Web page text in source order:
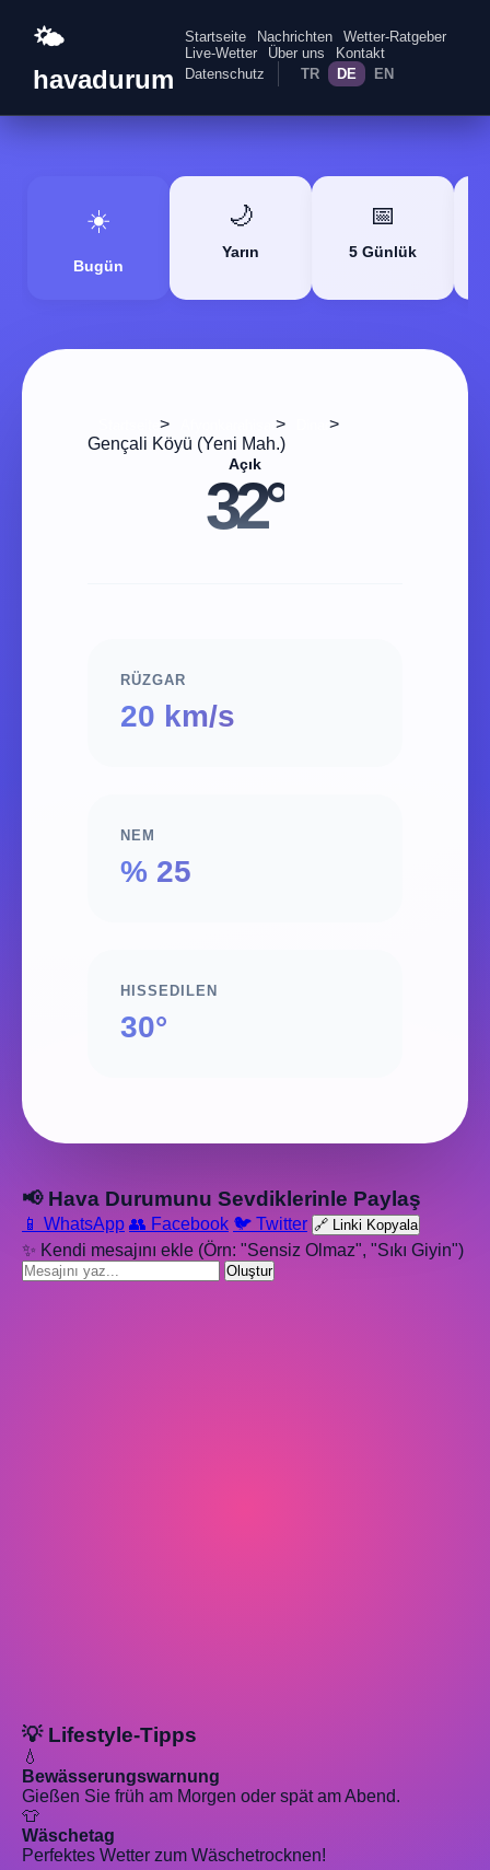
🌤️
havadurum
Startseite Nachrichten
Wetter-Ratgeber
Live-Wetter
Über uns
Kontakt
Datenschutz
TR DE EN
☀️
Bugün
🌙
Yarın
📅
5 Günlük
> >
>
Gençali Köyü (Yeni Mah.)
Açık
32°
RÜZGAR
20 km/s
NEM
% 25
HISSEDILEN
30°
📢 Hava Durumunu Sevdiklerinle Paylaş
📱 WhatsApp 👥 Facebook 🐦 Twitter 🔗 Linki Kopyala
✨ Kendi mesajını ekle (Örn: "Sensiz Olmaz", "Sıkı Giyin")
Oluştur
💡 Lifestyle-Tipps
💧
Bewässerungswarnung
Gießen Sie früh am Morgen oder spät am Abend.
👕
Wäschetag
Perfektes Wetter zum Wäschetrocknen!